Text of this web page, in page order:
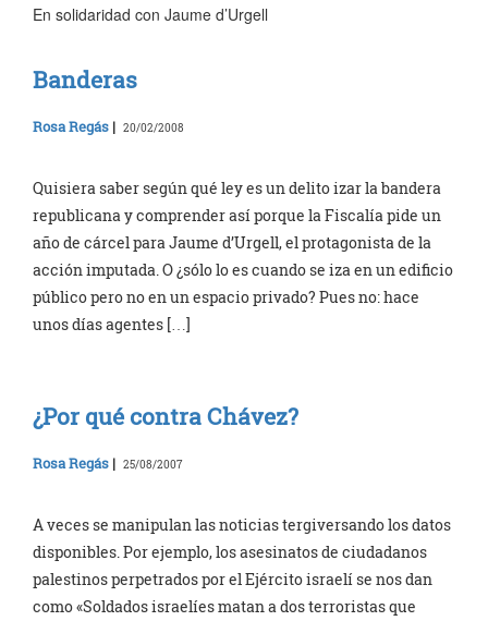
En solidaridad con Jaume d’Urgell
Banderas
Rosa Regás | 20/02/2008
Quisiera saber según qué ley es un delito izar la bandera
republicana y comprender así porque la Fiscalía pide un
año de cárcel para Jaume d’Urgell, el protagonista de la
acción imputada. O ¿sólo lo es cuando se iza en un edificio
público pero no en un espacio privado? Pues no: hace
unos días agentes […]
¿Por qué contra Chávez?
Rosa Regás | 25/08/2007
A veces se manipulan las noticias tergiversando los datos
disponibles. Por ejemplo, los asesinatos de ciudadanos
palestinos perpetrados por el Ejército israelí se nos dan
como «Soldados israelíes matan a dos terroristas que